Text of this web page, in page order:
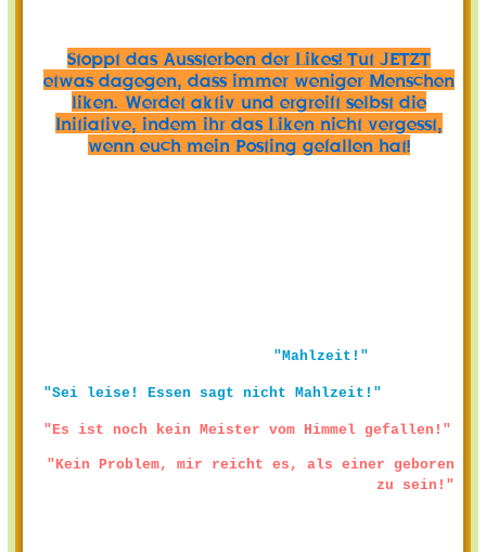
Stoppt das Aussterben der Likes! Tut JETZT
etwas dagegen, dass immer weniger Menschen
liken. Werdet aktiv und ergreift selbst die
Initiative, indem ihr das Liken nicht vergesst,
wenn euch mein Posting gefallen hat!
"Mahlzeit!"
"Sei leise! Essen sagt nicht Mahlzeit!"
"Es ist noch kein Meister vom Himmel gefallen!"
"Kein Problem, mir reicht es, als einer geboren
zu sein!"